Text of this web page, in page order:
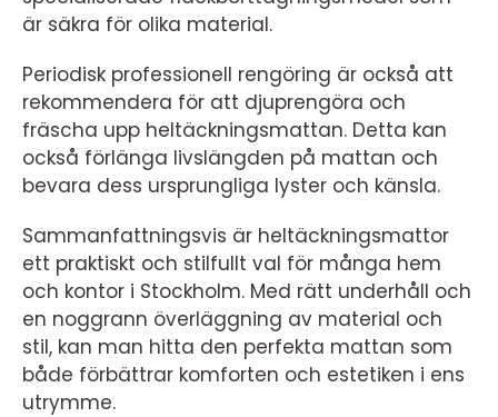
är säkra för olika material.
Periodisk professionell rengöring är också att
rekommendera för att djuprengöra och
fräscha upp heltäckningsmattan. Detta kan
också förlänga livslängden på mattan och
bevara dess ursprungliga lyster och känsla.
Sammanfattningsvis är heltäckningsmattor
ett praktiskt och stilfullt val för många hem
och kontor i Stockholm. Med rätt underhåll och
en noggrann överläggning av material och
stil, kan man hitta den perfekta mattan som
både förbättrar komforten och estetiken i ens
utrymme.